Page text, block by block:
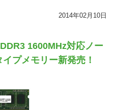
2014年02月10日
1600MHz対応ノー
プメモリー新発売！